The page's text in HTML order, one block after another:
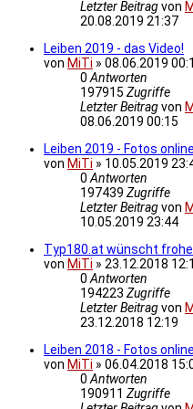
Letzter Beitragvon
20.08.2019 21:37
Leiben 2019 - das Video!
von MiTi » 08.06.2019
0Antworten
197915 Zugriffe
Letzter Beitragvon
08.06.2019 00:15
Leiben 2019 - Fotos online
von MiTi » 10.05.2019
0Antworten
197439 Zugriffe
Letzter Beitragvon
10.05.2019 23:44
Typ180.at wünscht
von MiTi » 23.12.2018
0Antworten
194223 Zugriffe
Letzter Beitragvon
23.12.2018 12:19
Leiben 2018 - Fotos online
von MiTi » 06.04.2018
0Antworten
190911 Zugriffe